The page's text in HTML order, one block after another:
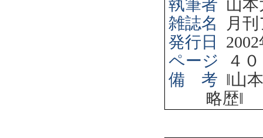
執筆者 山
雑誌名
月
発行日
2002
ページ
４
備 考 ‖山
略歴‖